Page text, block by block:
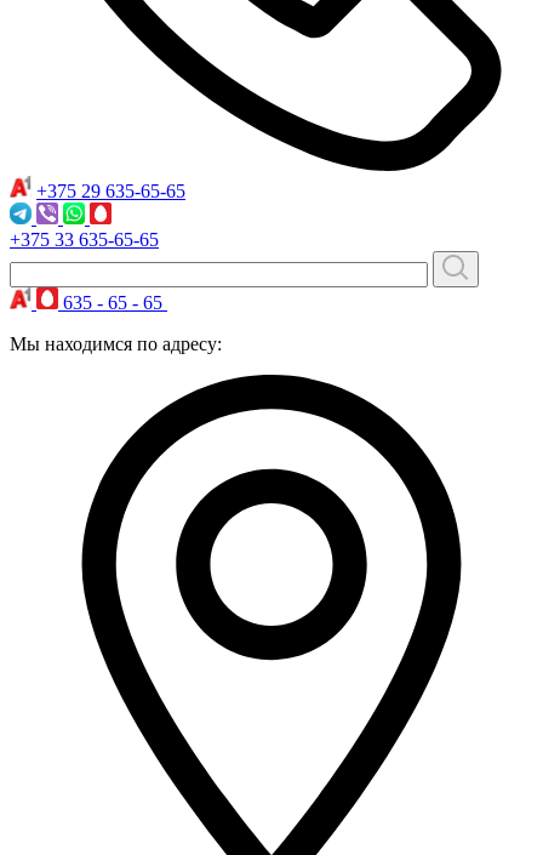
+375 29 635-65-65
+375 33 635-65-65
635 - 65 - 65
Мы находимся по адресу: